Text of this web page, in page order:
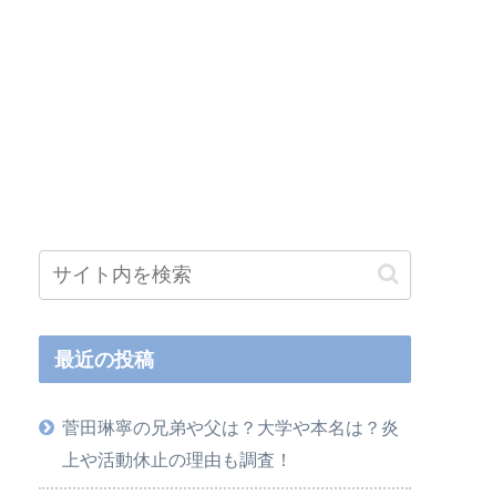
最近の投稿
菅田琳寧の兄弟や父は？大学や本名は？炎
上や活動休止の理由も調査！